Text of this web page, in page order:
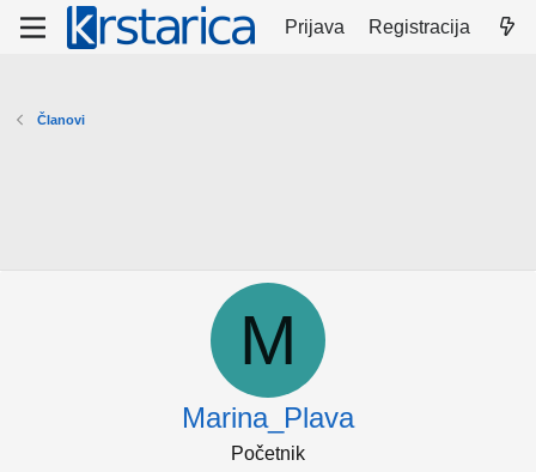
Prijava Registracija
Članovi
M
Marina_Plava
Početnik